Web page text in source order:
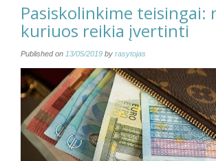
Pasiskolinkime teisingai:
kuriuos reikia įvertinti
Published on 13/05/2019 by rasytojas